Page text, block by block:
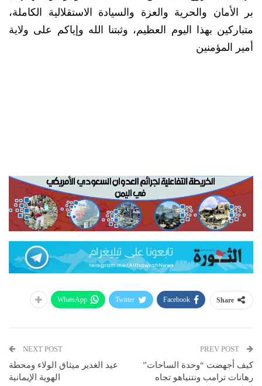
بر الأمان والحرية والعزة والسيادة الاستقلالية الكاملة،
متباركين بهذا اليوم العظيم، وثبتنا الله وإياكم على ولاية
أمير المؤمنين
Share
Facebook
Twitter
WhatsApp
كيف أجهضت “وحدة الساحات”
رهانات ترامب ونتنياهو تجاه
NEXT POST
عيد الغدير ميثاق الولاء ومحطة
الهوية الإيمانية